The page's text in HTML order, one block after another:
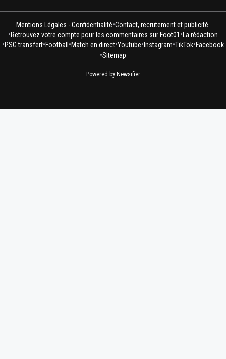
Mentions Légales - Confidentialité•Contact, recrutement et publicité
•Retrouvez votre compte pour les commentaires sur Foot01 • La rédaction
•PSG transfert•Football •Match en direct•Youtube• Instagram•TikTok•Facebook
•Sitemap
Powered by Newsifier